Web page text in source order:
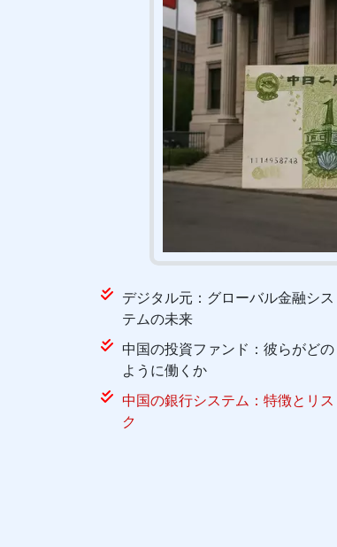
デジタル元：グローバル金融シス
テムの未来
中国の投資ファンド：彼らがどの
ように働くか
中国の銀行システム：特徴とリス
ク